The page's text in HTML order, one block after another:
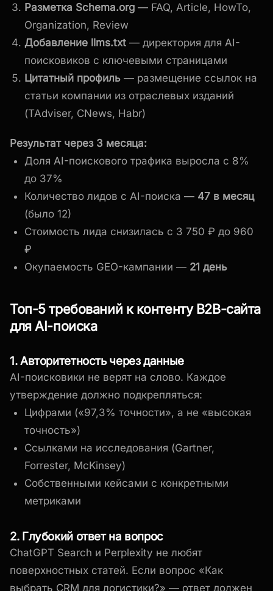
Разметка Schema.org — FAQ, Article, HowTo,
Organization, Review
Добавление llms.txt — директория для AI-
поисковиков с ключевыми страницами
Цитатный профиль — размещение ссылок на
статьи компании из отраслевых изданий
(TAdviser, CNews, Habr)
Результат через 3 месяца:
Доля AI-поискового трафика выросла с 8%
до 37%
Количество лидов с AI-поиска — 47 в месяц
(было 12)
Стоимость лида снизилась с 3 750 ₽ до 960
₽
Окупаемость GEO-кампании — 21 день
Топ-5 требований к контенту B2B-сайта
для AI-поиска
1. Авторитетность через данные
AI-поисковики не верят на слово. Каждое
утверждение должно подкрепляться:
Цифрами («97,3% точности», а не «высокая
точность»)
Ссылками на исследования (Gartner,
Forrester, McKinsey)
Собственными кейсами с конкретными
метриками
2. Глубокий ответ на вопрос
ChatGPT Search и Perplexity не любят
поверхностных статей. Если вопрос «Как
выбрать CRM для логистики?» — ответ должен